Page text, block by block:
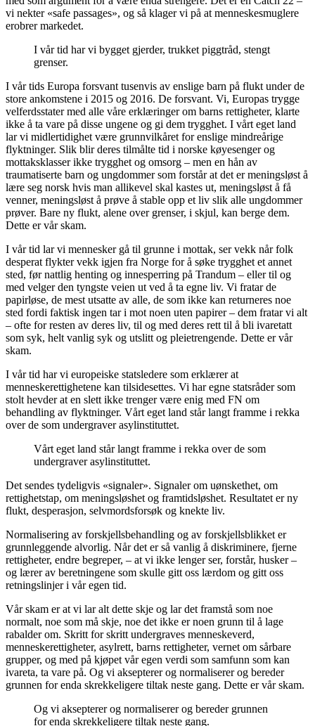
vi nekter «safe passages», og så klager vi på at menneskesmuglere
erobrer markedet.
I vår tid har vi bygget gjerder, trukket piggtråd, stengt
grenser.
I vår tids Europa forsvant tusenvis av enslige barn på flukt under de
store ankomstene i 2015 og 2016. De forsvant. Vi, Europas trygge
velferdsstater med alle våre erklæringer om barns rettigheter, klarte
ikke å ta vare på disse ungene og gi dem trygghet. I vårt eget land
lar vi midlertidighet være grunnvilkåret for enslige mindreårige
flyktninger. Slik blir deres tilmålte tid i norske køyesenger og
mottaksklasser ikke trygghet og omsorg – men en hån av
traumatiserte barn og ungdommer som forstår at det er meningsløst å
lære seg norsk hvis man allikevel skal kastes ut, meningsløst å få
venner, meningsløst å prøve å stable opp et liv slik alle ungdommer
prøver. Bare ny flukt, alene over grenser, i skjul, kan berge dem.
Dette er vår skam.
I vår tid lar vi mennesker gå til grunne i mottak, ser vekk når folk
desperat flykter vekk igjen fra Norge for å søke trygghet et annet
sted, før nattlig henting og innesperring på Trandum – eller til og
med velger den tyngste veien ut ved å ta egne liv. Vi fratar de
papirløse, de mest utsatte av alle, de som ikke kan returneres noe
sted fordi faktisk ingen tar i mot noen uten papirer – dem fratar vi alt
– ofte for resten av deres liv, til og med deres rett til å bli ivaretatt
som syk, helt vanlig syk og utslitt og pleietrengende. Dette er vår
skam.
I vår tid har vi europeiske statsledere som erklærer at
menneskerettighetene kan tilsidesettes. Vi har egne statsråder som
stolt hevder at en slett ikke trenger være enig med FN om
behandling av flyktninger. Vårt eget land står langt framme i rekka
over de som undergraver asylinstituttet.
Vårt eget land står langt framme i rekka over de som
undergraver asylinstituttet.
Det sendes tydeligvis «signaler». Signaler om uønskethet, om
rettighetstap, om meningsløshet og framtidsløshet. Resultatet er ny
flukt, desperasjon, selvmordsforsøk og knekte liv.
Normalisering av forskjellsbehandling og av forskjellsblikket er
grunnleggende alvorlig. Når det er så vanlig å diskriminere, fjerne
rettigheter, endre begreper, – at vi ikke lenger ser, forstår, husker –
og lærer av beretningene som skulle gitt oss lærdom og gitt oss
retningslinjer i vår egen tid.
Vår skam er at vi lar alt dette skje og lar det framstå som noe
normalt, noe som må skje, noe det ikke er noen grunn til å lage
rabalder om. Skritt for skritt undergraves menneskeverd,
menneskerettigheter, asylrett, barns rettigheter, vernet om sårbare
grupper, og med på kjøpet vår egen verdi som samfunn som kan
ivareta, ta vare på. Og vi aksepterer og normaliserer og bereder
grunnen for enda skrekkeligere tiltak neste gang. Dette er vår skam.
Og vi aksepterer og normaliserer og bereder grunnen
for enda skrekkeligere tiltak neste gang.